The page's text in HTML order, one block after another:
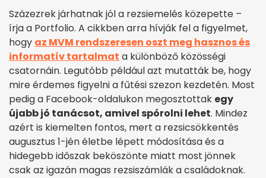
Százezrek járhatnak jól a rezsiemelés közepette –
írja a Portfolio. A cikkben arra hívják fel a figyelmet,
hogy az MVM rendszeresen oszt meg hasznos és
informatív tartalmat a különböző közösségi
csatornáin. Legutóbb például azt mutatták be, hogy
mire érdemes figyelni a fűtési szezon kezdetén. Most
pedig a Facebook-oldalukon megosztottak egy
újabb jó tanácsot, amivel spórolni lehet. Mindez
azért is kiemelten fontos, mert a rezsicsökkentés
augusztus 1-jén életbe lépett módosítása és a
hidegebb időszak beköszönte miatt most jönnek
csak az igazán magas rezsiszámlák a családoknak.